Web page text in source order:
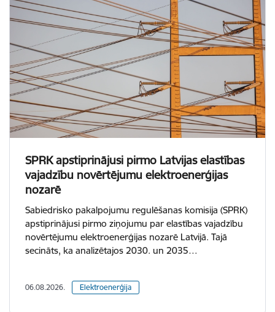
SPRK apstiprinājusi pirmo Latvijas elastības
vajadzību novērtējumu elektroenerģijas
nozarē
Sabiedrisko pakalpojumu regulēšanas komisija (SPRK)
apstiprinājusi pirmo ziņojumu par elastības vajadzību
novērtējumu elektroenerģijas nozarē Latvijā. Tajā
secināts, ka analizētajos 2030. un 2035…
06.08.2026. Elektroenerģija